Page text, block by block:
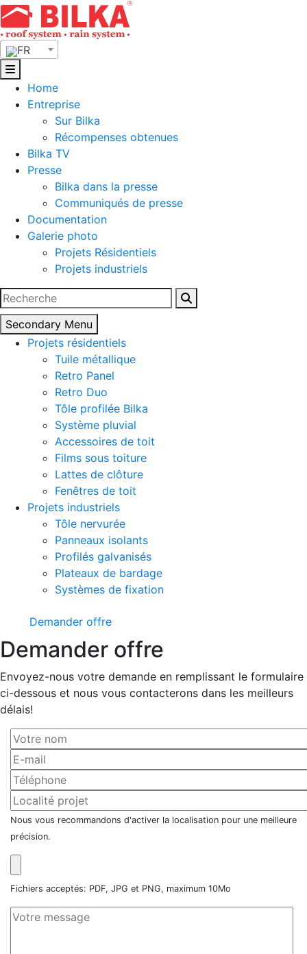
Skip
to
content
FR
Home
Entreprise
Sur Bilka
Récompenses obtenues
Bilka TV
Presse
Bilka dans la presse
Communiqués de presse
Documentation
Galerie photo
Projets Résidentiels
Projets industriels
Rechercher :
Secondary Menu
Projets résidentiels
Tuile métallique
Retro Panel
Retro Duo
Tôle profilée Bilka
Système pluvial
Accessoires de toit
Films sous toiture
Lattes de clôture
Fenêtres de toit
Projets industriels
Tôle nervurée
Panneaux isolants
Profilés galvanisés
Plateaux de bardage
Systèmes de fixation
Demander offre
Demander offre
Envoyez-nous votre demande en remplissant le formulaire
ci-dessous et nous vous contacterons dans les meilleurs
délais!
Nous vous recommandons d'activer la localisation pour une meilleure
précision.
Fichiers acceptés: PDF, JPG et PNG, maximum 10Mo